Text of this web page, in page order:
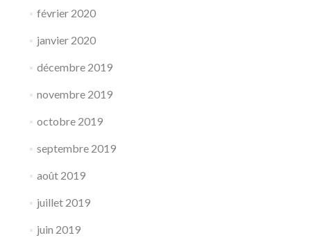
février 2020
janvier 2020
décembre 2019
novembre 2019
octobre 2019
septembre 2019
août 2019
juillet 2019
juin 2019